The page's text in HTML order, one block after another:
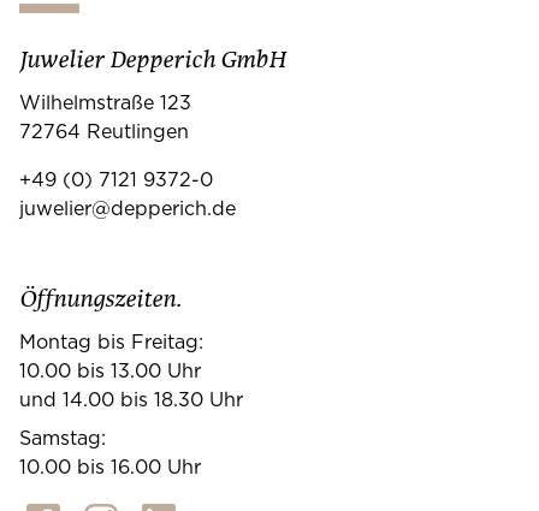
Juwelier Depperich GmbH
Wilhelmstraße 123
72764 Reutlingen
+49 (0) 7121 9372-0
juwelier@depperich.de
Öffnungszeiten.
Montag bis Freitag:
10.00 bis 13.00 Uhr
und 14.00 bis 18.30 Uhr
Samstag:
10.00 bis 16.00 Uhr